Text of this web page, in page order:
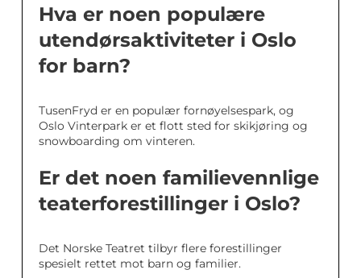
Hva er noen populære
utendørsaktiviteter i Oslo
for barn?
TusenFryd er en populær fornøyelsespark, og
Oslo Vinterpark er et flott sted for skikjøring og
snowboarding om vinteren.
Er det noen familievennlige
teaterforestillinger i Oslo?
Det Norske Teatret tilbyr flere forestillinger
spesielt rettet mot barn og familier.